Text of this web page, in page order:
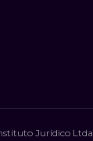
Jurídico Ltda